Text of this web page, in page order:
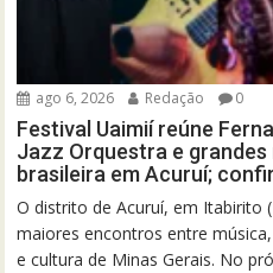
ago 6, 2026 Redação 0
Festival Uaimií reúne
Jazz Orquestra e
brasileira em Acuruí;
O distrito de Acuruí, em Itabirito
maiores encontros entre
e cultura de Minas Gerais. No